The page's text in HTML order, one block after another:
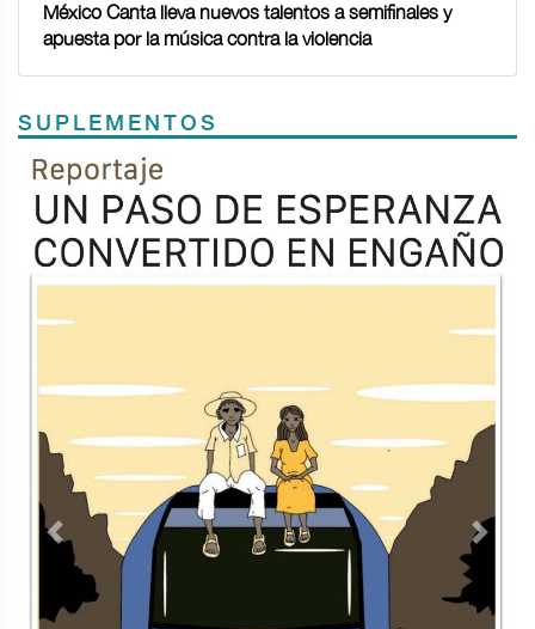
México Canta lleva nuevos talentos a semifinales y
apuesta por la música contra la violencia
SUPLEMENTOS
Previous Next